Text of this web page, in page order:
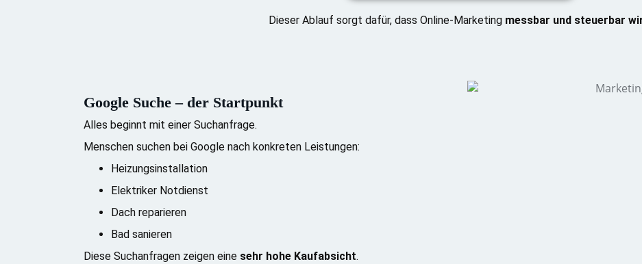
Dieser Ablauf sorgt dafür, dass Online-Marketing messbar und steuerbar
Google Suche – der Startpunkt
Alles beginnt mit einer Suchanfrage.
Menschen suchen bei Google nach konkreten Leistungen:
Heizungsinstallation
Elektriker Notdienst
Dach reparieren
Bad sanieren
Diese Suchanfragen zeigen eine sehr hohe Kaufabsicht.